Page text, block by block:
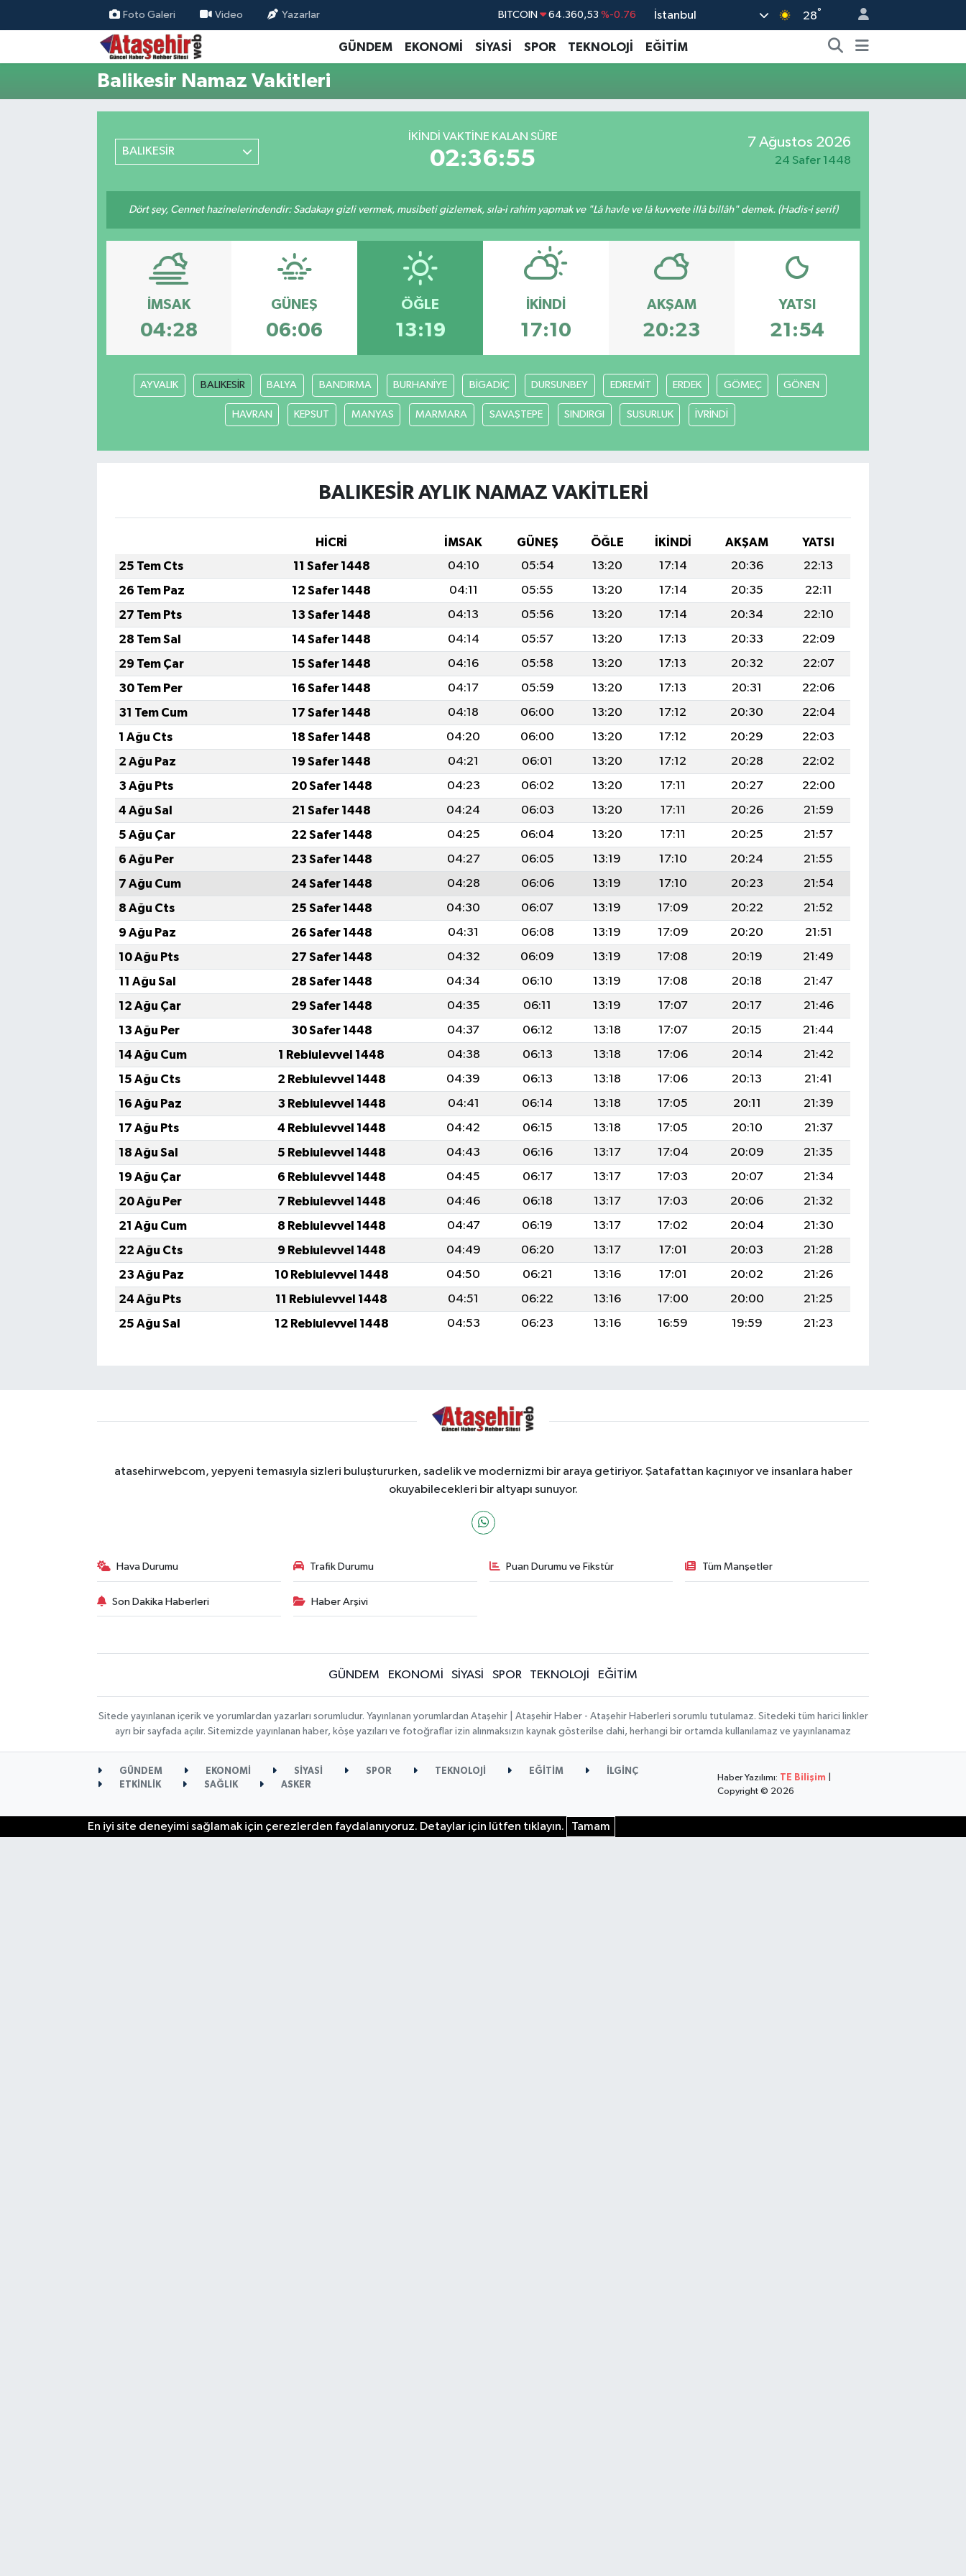
Foto Galeri Video Yazarlar BITCOIN 64.360,53 %-0.76
DOLAR 47,7069 %0.17
EURO 55,0265 %0.01
İstanbul 28°
GÜNDEM EKONOMİ SİYASİ SPOR TEKNOLOJİ EĞİTİM
Balikesir Namaz Vakitleri
BALIKESİR
İKINDI VAKTINE KALAN SÜRE
02:36:54
7 Ağustos 2026
24 Safer 1448
Dört şey, Cennet hazinelerindendir: Sadakayı gizli vermek, musibeti gizlemek, sıla-i rahim yapmak ve "Lâ havle ve lâ kuvvete illâ billâh" demek. (Hadis-i şerif)
İMSAK
04:28
GÜNEŞ
06:06
ÖĞLE
13:19
İKINDI
17:10
AKŞAM
20:23
YATSI
21:54
AYVALIK BALIKESİR BALYA BANDIRMA BURHANİYE BİGADİÇ DURSUNBEY EDREMİT ERDEK GÖMEÇ GÖNEN
HAVRAN KEPSUT MANYAS MARMARA SAVAŞTEPE SINDIRGI SUSURLUK İVRİNDİ
BALIKESİR AYLIK NAMAZ VAKITLERI
HİCRİ İMSAK GÜNEŞ ÖĞLE İKINDI AKŞAM
YATSI
25 Tem Cts
11 Safer 1448 04:10 05:54 13:20 17:14 20:36
22:13
26 Tem Paz
12 Safer 1448 04:11 05:55 13:20 17:14 20:35
22:11
27 Tem Pts
13 Safer 1448 04:13 05:56 13:20 17:14 20:34
22:10
28 Tem Sal
14 Safer 1448 04:14 05:57 13:20 17:13 20:33
22:09
29 Tem Çar
15 Safer 1448 04:16 05:58 13:20 17:13 20:32
22:07
30 Tem Per
16 Safer 1448 04:17 05:59 13:20 17:13 20:31
22:06
31 Tem Cum
17 Safer 1448 04:18 06:00 13:20 17:12 20:30
22:04
1 Ağu Cts
18 Safer 1448 04:20 06:00 13:20 17:12 20:29
22:03
2 Ağu Paz
19 Safer 1448 04:21 06:01 13:20 17:12 20:28
22:02
3 Ağu Pts
20 Safer 1448 04:23 06:02 13:20 17:11 20:27
22:00
4 Ağu Sal
21 Safer 1448 04:24 06:03 13:20 17:11 20:26
21:59
5 Ağu Çar
22 Safer 1448 04:25 06:04 13:20 17:11 20:25
21:57
6 Ağu Per
23 Safer 1448 04:27 06:05 13:19 17:10 20:24
21:55
7 Ağu Cum
24 Safer 1448 04:28 06:06 13:19 17:10 20:23
21:54
8 Ağu Cts
25 Safer 1448 04:30 06:07 13:19 17:09 20:22
21:52
9 Ağu Paz
26 Safer 1448 04:31 06:08 13:19 17:09 20:20
21:51
10 Ağu Pts
27 Safer 1448 04:32 06:09 13:19 17:08 20:19
21:49
11 Ağu Sal
28 Safer 1448 04:34 06:10 13:19 17:08 20:18
21:47
12 Ağu Çar
29 Safer 1448 04:35 06:11 13:19 17:07 20:17
21:46
13 Ağu Per
30 Safer 1448 04:37 06:12 13:18 17:07 20:15
21:44
14 Ağu Cum
1 Rebiulevvel 1448 04:38 06:13 13:18 17:06 20:14
21:42
15 Ağu Cts
2 Rebiulevvel 1448 04:39 06:13 13:18 17:06 20:13
21:41
16 Ağu Paz
3 Rebiulevvel 1448 04:41 06:14 13:18 17:05 20:11
21:39
17 Ağu Pts
4 Rebiulevvel 1448 04:42 06:15 13:18 17:05 20:10
21:37
18 Ağu Sal
5 Rebiulevvel 1448 04:43 06:16 13:17 17:04 20:09
21:35
19 Ağu Çar
6 Rebiulevvel 1448 04:45 06:17 13:17 17:03 20:07
21:34
20 Ağu Per
7 Rebiulevvel 1448 04:46 06:18 13:17 17:03 20:06
21:32
21 Ağu Cum
8 Rebiulevvel 1448 04:47 06:19 13:17 17:02 20:04
21:30
22 Ağu Cts
9 Rebiulevvel 1448 04:49 06:20 13:17 17:01 20:03
21:28
23 Ağu Paz
10 Rebiulevvel 1448 04:50 06:21 13:16 17:01 20:02
21:26
24 Ağu Pts
11 Rebiulevvel 1448 04:51 06:22 13:16 17:00 20:00
21:25
25 Ağu Sal
12 Rebiulevvel 1448 04:53 06:23 13:16 16:59 19:59 21:23
atasehirwebcom, yepyeni temasıyla sizleri buluştururken, sadelik ve modernizmi bir araya getiriyor. Şatafattan kaçınıyor ve insanlara haber
okuyabilecekleri bir altyapı sunuyor.
Hava Durumu Trafik Durumu Puan Durumu ve Fikstür Tüm Manşetler
Son Dakika Haberleri Haber Arşivi
GÜNDEM EKONOMİ SİYASİ SPOR TEKNOLOJİ EĞİTİM
Sitede yayınlanan içerik ve yorumlardan yazarları sorumludur. Yayınlanan yorumlardan Ataşehir | Ataşehir Haber - Ataşehir Haberleri sorumlu tutulamaz. Sitedeki tüm harici linkler
ayrı bir sayfada açılır. Sitemizde yayınlanan haber, köşe yazıları ve fotoğraflar izin alınmaksızın kaynak gösterilse dahi, herhangi bir ortamda kullanılamaz ve yayınlanamaz
GÜNDEM EKONOMİ SİYASİ SPOR TEKNOLOJİ EĞİTİM
İLGİNÇ
ETKİNLİK
SAĞLIK ASKER
Haber Yazılımı: TE Bilişim
Copyright © 2026
En iyi site deneyimi sağlamak için çerezlerden faydalanıyoruz. Detaylar için lütfen tıklayın. Tamam
Hava Durumu
Trafik Durumu
Tüm Manşetler